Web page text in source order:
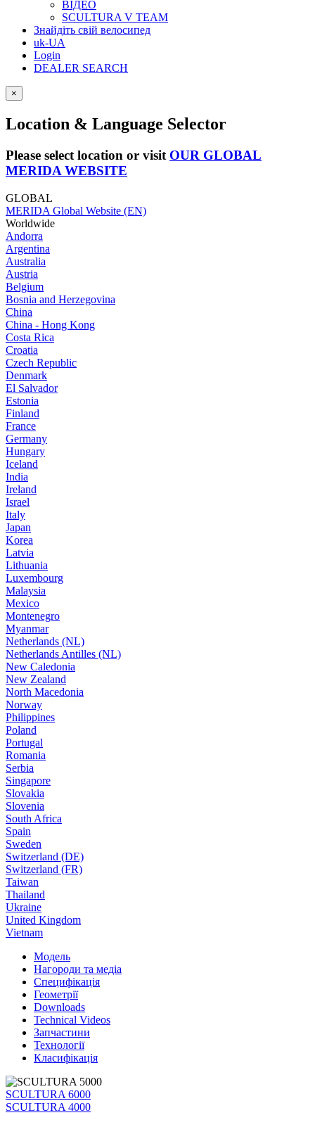
ВІДЕО
SCULTURA V TEAM
Знайдіть свій велосипед
uk-UA
Login
DEALER SEARCH
×
Location & Language Selector
Please select location or visit OUR GLOBAL
MERIDA WEBSITE
GLOBAL
MERIDA Global Website (EN)
Worldwide
Andorra
Argentina
Australia
Austria
Belgium
Bosnia and Herzegovina
China
China - Hong Kong
Costa Rica
Croatia
Czech Republic
Denmark
El Salvador
Estonia
Finland
France
Germany
Hungary
Iceland
India
Ireland
Israel
Italy
Japan
Korea
Latvia
Lithuania
Luxembourg
Malaysia
Mexico
Montenegro
Myanmar
Netherlands (NL)
Netherlands Antilles (NL)
New Caledonia
New Zealand
North Macedonia
Norway
Philippines
Poland
Portugal
Romania
Serbia
Singapore
Slovakia
Slovenia
South Africa
Spain
Sweden
Switzerland (DE)
Switzerland (FR)
Taiwan
Thailand
Ukraine
United Kingdom
Vietnam
Модель
Нагороди та медіа
Специфікація
Геометрії
Downloads
Technical Videos
Запчастини
Технології
Класифікація
SCULTURA 6000
SCULTURA 4000